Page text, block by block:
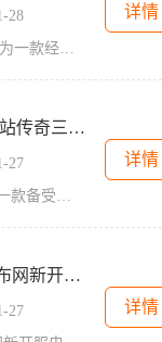
28
热血传奇sf作为一款经典的多人在线游戏，在游戏界一直都有着很高的人气和影响力。而最新发布的热血传奇sf更是给广大玩家们带来了不少惊喜和期待。在这个版本中，游戏新增了许多
详情
传奇新开网站传奇三肖n
27
传奇三肖n是一款备受玩家喜爱的角色扮演游戏，其独特的玩法和精美的画面设计吸引了无数玩家的目光。在这个游戏中，玩家将扮演一个勇敢的战士，踏上传奇的征程，与邪恶势力展开
详情
1.76传奇发布网新开服电脑版
27 详情